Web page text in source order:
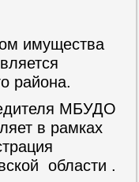
имущества
района.
МБУДО
в рамках
области .